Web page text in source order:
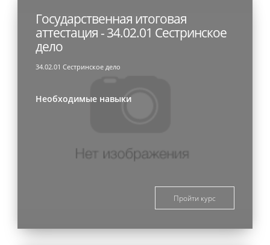
Государственная итоговая
аттестация - 34.02.01 Сестринское
дело
34.02.01 Сестринское дело
Необходимые навыки
Пройти курс